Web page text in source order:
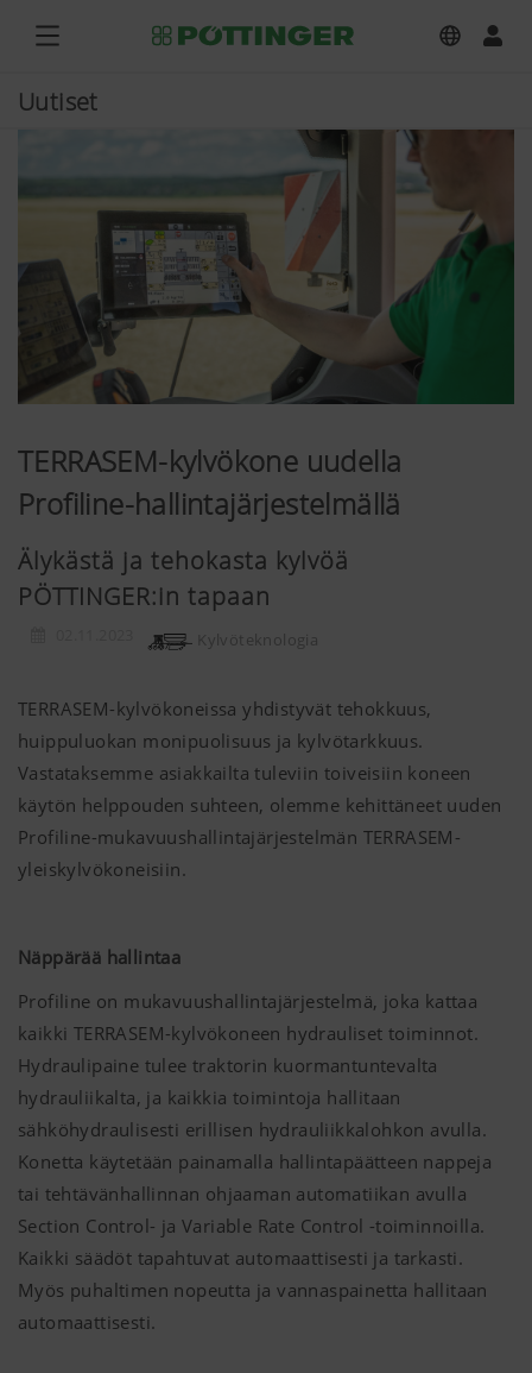
Uutiset
TERRASEM-kylvökone uudella
Profiline-hallintajärjestelmällä
Älykästä ja tehokasta kylvöä
PÖTTINGER:in tapaan
Kylvöteknologia
TERRASEM-kylvökoneissa yhdistyvät tehokkuus,
huippuluokan monipuolisuus ja kylvötarkkuus.
Vastataksemme asiakkailta tuleviin toiveisiin koneen
käytön helppouden suhteen, olemme kehittäneet uuden
Profiline-mukavuushallintajärjestelmän TERRASEM-
yleiskylvökoneisiin.
Näppärää hallintaa
Profiline on mukavuushallintajärjestelmä, joka kattaa
kaikki TERRASEM-kylvökoneen hydrauliset toiminnot.
Hydraulipaine tulee traktorin kuormantuntevalta
hydrauliikalta, ja kaikkia toimintoja hallitaan
sähköhydraulisesti erillisen hydrauliikkalohkon avulla.
Konetta käytetään painamalla hallintapäätteen nappeja
tai tehtävänhallinnan ohjaaman automatiikan avulla
Section Control- ja Variable Rate Control -toiminnoilla.
Kaikki säädöt tapahtuvat automaattisesti ja tarkasti.
Myös puhaltimen nopeutta ja vannaspainetta hallitaan
automaattisesti.